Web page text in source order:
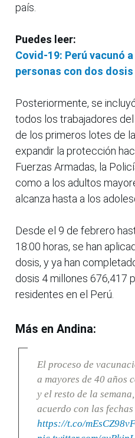
país.
Puedes leer:
Covid-19: Perú vacunó
personas con dos dosis
Posteriormente, se
todos los trabajadores
de los primeros lotes de la
expandir la protección
Fuerzas Armadas, la
como a los adultos
alcanza hasta a los
Desde el 9 de febrero
18:00 horas, se han
dosis, y ya han
dosis 4 millones 676,417
residentes en el Perú.
Más en Andina:
El proceso de
a mayores de 40 años
y el resto de la
acuerdo con las
https://t.co/